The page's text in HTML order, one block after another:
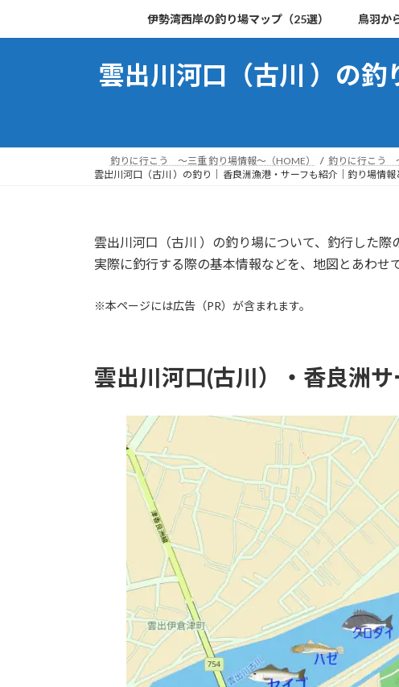
キ
に
伊勢湾西岸の釣り場マップ（25選） 鳥羽か
雲出川河口（古川 ）の
釣りに行こう ～三重 釣り場情報～（HOME） 釣りに行こう
雲出川河口（古川 ）の釣り│ 香良洲漁港・サーフも紹介｜釣り場情報
雲出川河口（古川 ）の釣り場について、釣行した
実際に釣行する際の基本情報などを、地図とあわせ
※本ページには広告（PR）が含まれます。
雲出川河口(古川）・香良洲